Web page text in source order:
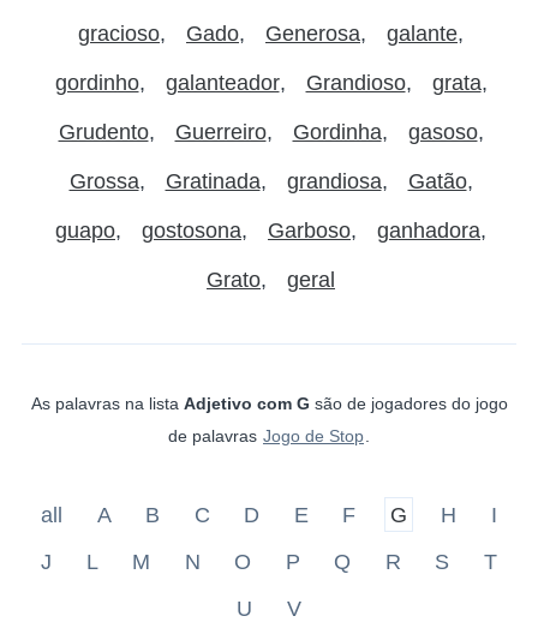
gracioso Gado Generosa galante
gordinho galanteador Grandioso grata
Grudento Guerreiro Gordinha gasoso
Grossa Gratinada grandiosa Gatão
guapo gostosona Garboso ganhadora
Grato geral
As palavras na lista Adjetivo com G são de jogadores do jogo
de palavras Jogo de Stop
all A B C D E F G H
I
J
L M N O P Q R S
T
U
V